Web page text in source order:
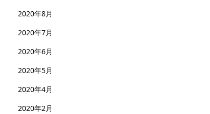
2020年8月
2020年7月
2020年6月
2020年5月
2020年4月
2020年2月